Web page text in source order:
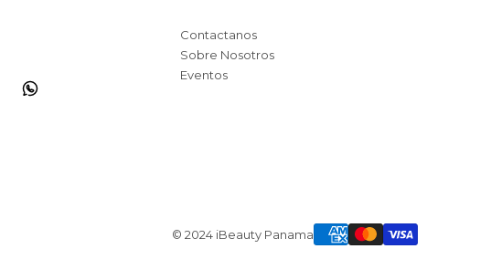
Contactanos
Sobre Nosotros
Eventos
© 2024 iBeauty Panama